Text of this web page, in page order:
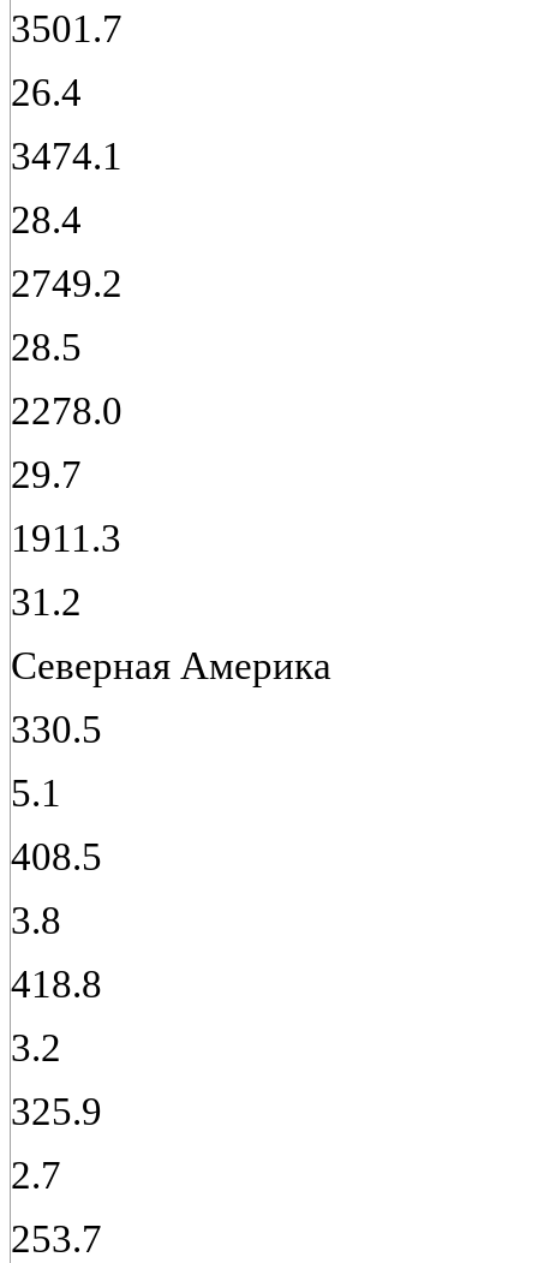
3501.7
26.4
3474.1
28.4
2749.2
28.5
2278.0
29.7
1911.3
31.2
Северная Америка
330.5
5.1
408.5
3.8
418.8
3.2
325.9
2.7
253.7